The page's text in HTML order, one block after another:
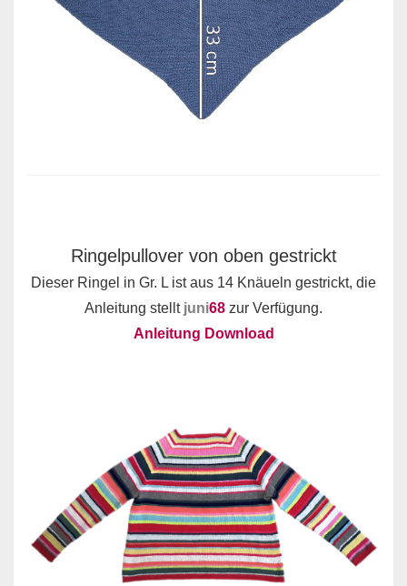
Ringelpullover von oben gestrickt
Dieser Ringel in Gr. L ist aus 14 Knäueln gestrickt, die
Anleitung stellt juni68 zur Verfügung.
Anleitung Download